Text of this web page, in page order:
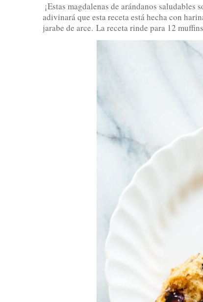
¡Estas magdalenas de arándanos saludables
adivinará que esta receta está hecha con
jarabe de arce. La receta rinde para 12